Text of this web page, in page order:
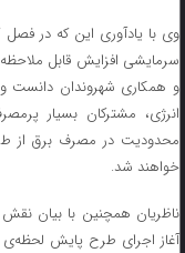
وی با یادآوری این که در فصل
سرمایشی افزایش قابل
و همکاری شهروندان دانست و
انرژی، مشترکان بسیار
محدودیت در مصرف برق از
خواهند شد.
آغاز اجرای طرح پایش لحظه‌ی